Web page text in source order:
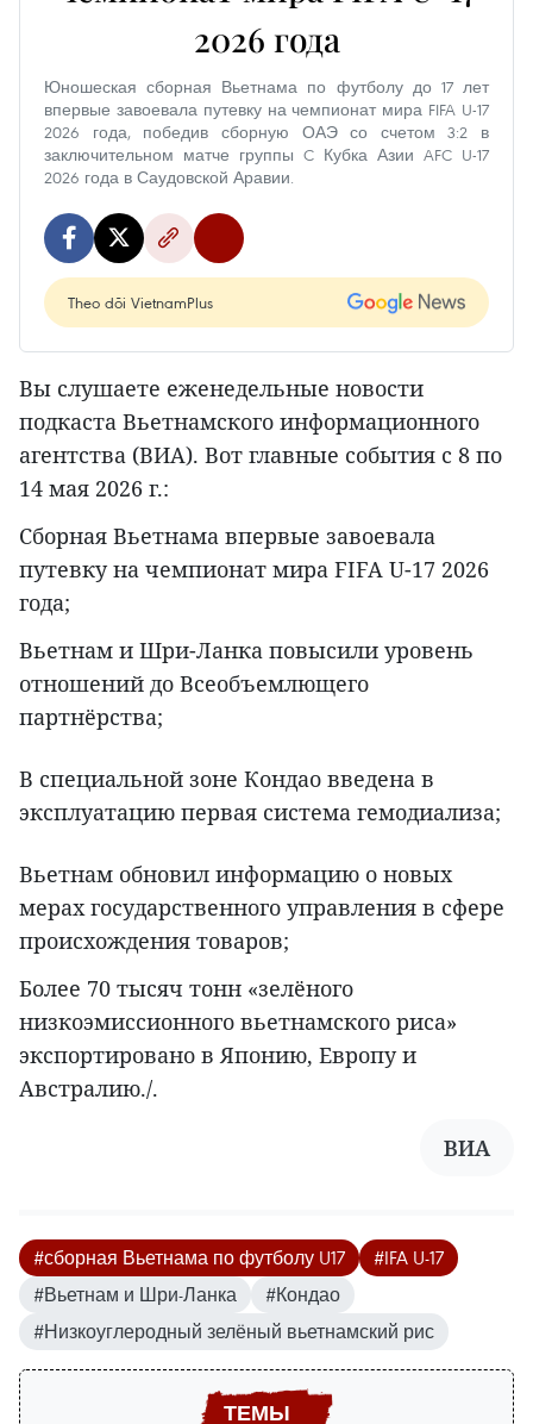
2026 года
Юношеская сборная Вьетнама по футболу до 17 лет
впервые завоевала путевку на чемпионат мира FIFA U-17
2026 года, победив сборную ОАЭ со счетом 3:2 в
заключительном матче группы C Кубка Азии AFC U-17
2026 года в Саудовской Аравии.
Theo dõi VietnamPlus
Вы слушаете еженедельные новости
подкаста Вьетнамского информационного
агентства (ВИА). Вот главные события с 8 по
14 мая 2026 г.:
Сборная Вьетнама впервые завоевала
путевку на чемпионат мира FIFA U-17 2026
года;
Вьетнам и Шри-Ланка повысили уровень
отношений до Всеобъемлющего
партнёрства;
В специальной зоне Кондао введена в
эксплуатацию первая система гемодиализа;
Вьетнам обновил информацию о новых
мерах государственного управления в сфере
происхождения товаров;
Более 70 тысяч тонн «зелёного
низкоэмиссионного вьетнамского риса»
экспортировано в Японию, Европу и
Австралию./.
ВИА
#сборная Вьетнама по футболу U17
#IFA U-17
#Вьетнам и Шри-Ланка
#Кондао
#Низкоуглеродный зелёный вьетнамский рис